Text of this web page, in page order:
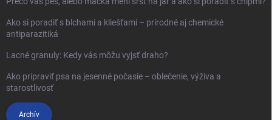
Ako si poradiť s blchami a kliešťami – prírodné aj chemické
antiparazitiká
Lacné granuly: Kedy vás môžu vyjsť draho?
Ako pripraviť psa na jesenné počasie – oblečenie, výživa a
starostlivosť
Archív